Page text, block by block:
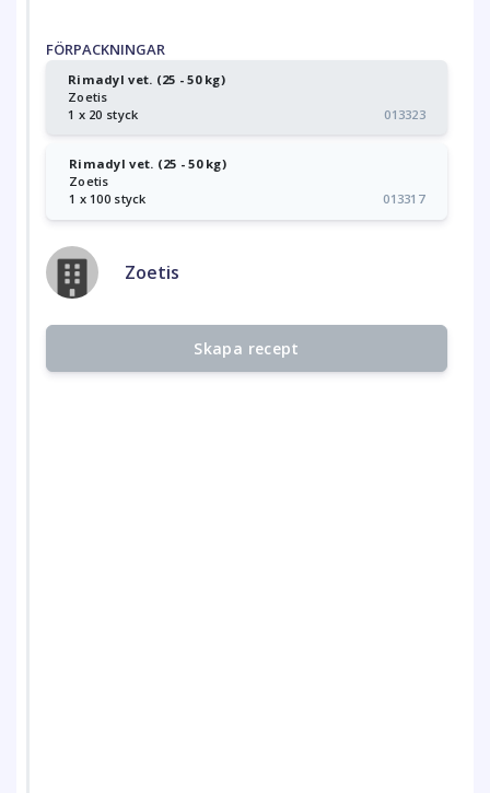
FÖRPACKNINGAR
Rimadyl vet. (25 - 50 kg)
Zoetis
1 x 20 styck
013323
Rimadyl vet. (25 - 50 kg)
Zoetis
1 x 100 styck
013317
Zoetis
Skapa recept